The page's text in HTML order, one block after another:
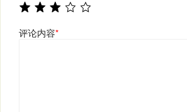
评论内容*